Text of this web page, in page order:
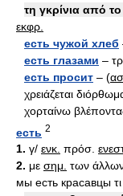
τη γκρίνια από
εκφρ.
есть чужой хлеб
есть глазами –
есть просит – (
χρειάζεται
χορταίνω
есть 2
1. γ/ ενκ. πρόσ.
2. με σημ. των
мы есть красавцы τι